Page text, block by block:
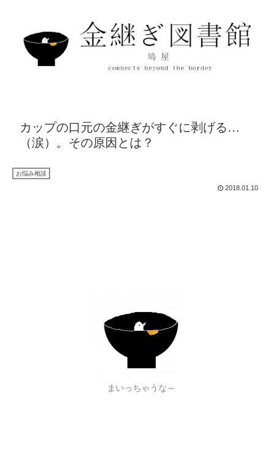
カップの口元の金継ぎがすぐに剥げる…
（涙）。その原因とは？
お悩み相談
2018.01.10
まいっちゃうな～